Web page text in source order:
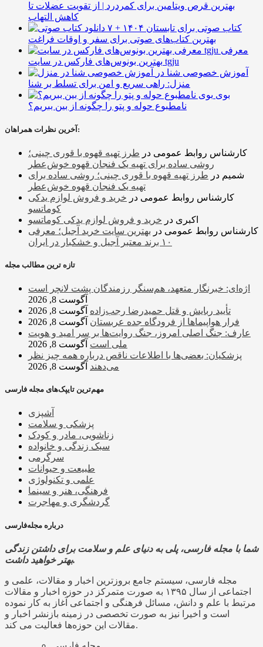
بهترین قرص ویتامین برای کمردرد | از تقویت عضلات تا
کاهش التهاب
۷ کتاب صوتی برای تابستان ۱۴۰۴ +
بهترین کتاب‌های صوتی برای سفر و اوقات فراغت
معرفی
بهترین بونوس‌های فارکس در سایت tgju
آموزش خصوصی شنا در
منزل: راهی سریع و امن برای تسلط بر شنا
بوی
نامطبوع حوله و پتو را چگونه از بین ببریم؟
آخرین نظرات همراهان:
کارشناس روابط عمومی در طرز تهیه قهوه با قوری چینی؛
روشی ساده برای تهیه یک فنجان قهوه خوش‌عطر
شمیم در طرز تهیه قهوه با قوری چینی؛ روشی ساده برای
تهیه یک فنجان قهوه خوش‌عطر
کارشناس روابط عمومی در خرید و فروش لوازم یدکی
کوماتسو
اکبری در خرید و فروش لوازم یدکی کوماتسو
کارشناس روابط عمومی در بهترین سایت خرید آجیل؛ معرفی
۱۰ برند معتبر آجیل و خشکبار در ایران
تازه ترین مطالب مجله
اژه‌ای: خبرنگار متعهد، هم‌سنگر رزمندگان پشت لانچر است
آگوست 8, 2026
تأیید ربایش و قتل حمیدرضا رجب‌زاده آگوست 8, 2026
فرار هواپیماها از فرودگاه جده عربستان آگوست 8, 2026
عارف: جنگ اصلی امروز، جنگ روایت‌ها بر سر امید و هویت
ملی است آگوست 8, 2026
پزشکیان: بعضی‌ها با اطلاعات ناقص درباره همه چیز نظر
می‌دهند آگوست 8, 2026
مهم‌ترین تایپک‌های مجله فارسی
آشپزی
پزشکی و سلامت
زناشویی، مادر و کودک
سبک زندگی و خانواده
سرگرمی
طبیعت و حیوانات
علمی و تکنولوژی
فرهنگی، هنر و سینما
گردشگری و مهاجرت
درباره مجله‌فارسی
شما با مجله فارسی، پلی به دنیای علم و سلامت برای داشتن زندگی
بهتر خواهید داشت.
مجله فارسی، سیستم جامع بروزترین اخبار و مقالات، علمی و
اجتماعی از سال ۱۳۹۵ به صورت متمرکز در حوزه اخبار و مقالات
مرتبط با علم و دانش، مسائل فرهنگی و اجتماعی آغاز به کار نموده
است و اخیرا نیز به صورت تخصصی در زمینه بازنشر اخبار و
مقالات این حوزه‌ها فعالیت می کند.